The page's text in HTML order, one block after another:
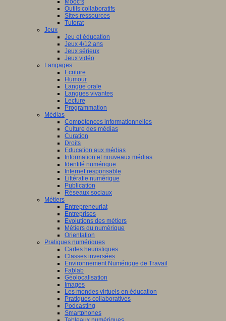
Mooc’s
Outils collaboratifs
Sites ressources
Tutorat
Jeux
Jeu et éducation
Jeux 4/12 ans
Jeux sérieux
Jeux vidéo
Langages
Ecriture
Humour
Langue orale
Langues vivantes
Lecture
Programmation
Médias
Compétences informationnelles
Culture des médias
Curation
Droits
Education aux médias
Information et nouveaux médias
Identité numérique
Internet responsable
Littératie numérique
Publication
Réseaux sociaux
Métiers
Entrepreneuriat
Entreprises
Evolutions des métiers
Métiers du numérique
Orientation
Pratiques numériques
Cartes heuristiques
Classes inversées
Environnement Numérique de Travail
Fablab
Géolocalisation
Images
Les mondes virtuels en éducation
Pratiques collaboratives
Podcasting
Smartphones